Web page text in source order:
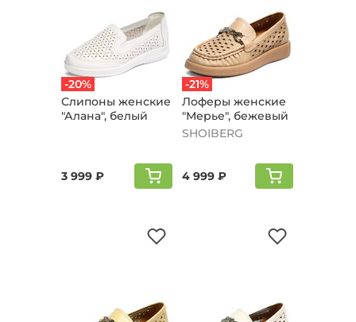
-20%
Слипоны женские
"Алана", белый
3 999 ₽
-21%
Лоферы женские
"Мерье", бежевый
SHOIBERG
4 999 ₽